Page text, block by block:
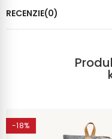
RECENZIE(0)
-18%